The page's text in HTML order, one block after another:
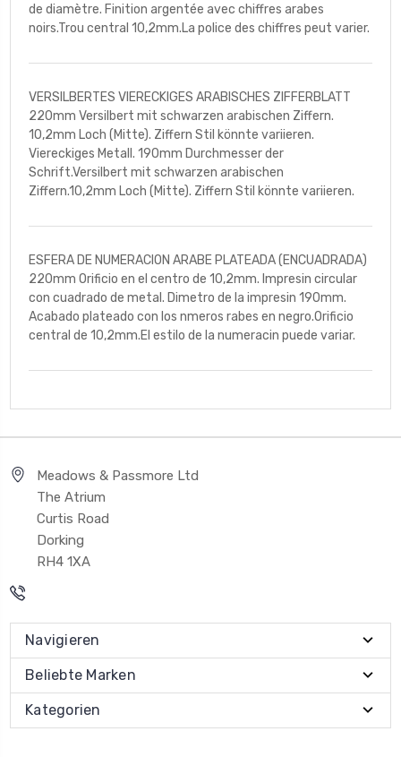
de diamètre. Finition argentée avec chiffres arabes
noirs.Trou central 10,2mm.La police des chiffres peut varier.
VERSILBERTES VIERECKIGES ARABISCHES ZIFFERBLATT
220mm Versilbert mit schwarzen arabischen Ziffern.
10,2mm Loch (Mitte). Ziffern Stil könnte variieren.
Viereckiges Metall. 190mm Durchmesser der
Schrift.Versilbert mit schwarzen arabischen
Ziffern.10,2mm Loch (Mitte). Ziffern Stil könnte variieren.
ESFERA DE NUMERACION ARABE PLATEADA (ENCUADRADA)
220mm Orificio en el centro de 10,2mm. Impresin circular
con cuadrado de metal. Dimetro de la impresin 190mm.
Acabado plateado con los nmeros rabes en negro.Orificio
central de 10,2mm.El estilo de la numeracin puede variar.
Meadows & Passmore Ltd
The Atrium
Curtis Road
Dorking
RH4 1XA
Navigieren
Beliebte Marken
Kategorien